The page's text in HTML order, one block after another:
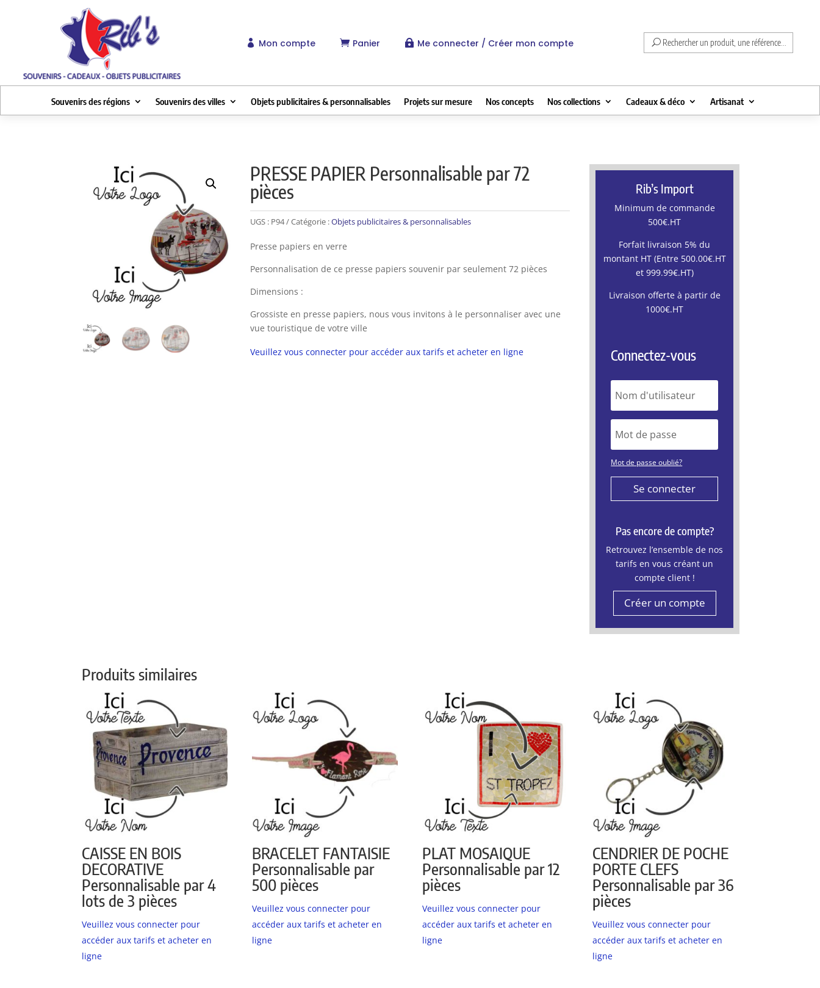
 Mon compte  Panier  Me connecter / Créer mon compte Rechercher un produit, une référence...
Souvenirs des régions Souvenirs des villes Objets publicitaires & personnalisables Projets sur mesure Nos concepts Nos collections Cadeaux & déco Artisanat
PRESSE PAPIER Personnalisable par 72
pièces
UGS : P94 Catégorie :Objets publicitaires & personnalisables
Presse papiers en verre
Personnalisation de ce presse papiers souvenir par seulement 72 pièces
Dimensions :
Grossiste en presse papiers, nous vous invitons à le personnaliser avec une
vue touristique de votre ville
Veuillez vous connecter pour accéder aux tarifs et acheter en ligne
Rib’s Import
Minimum de commande
500€.HT
Forfait livraison 5% du
montant HT (Entre 500.00€.HT
et 999.99€.HT)
Livraison offerte à partir de
1000€.HT
Connectez-vous
Mot de passe oublié?
Se connecter
Pas encore de compte?
Retrouvez l’ensemble de nos
tarifs en vous créant un
compte client !
Créer un compte
Produits similaires
CAISSE EN BOIS
DECORATIVE
Personnalisable par 4
lots de 3 pièces
Veuillez vous connecter pour
accéder aux tarifs et acheter en
ligne
BRACELET FANTAISIE
Personnalisable par
500 pièces
Veuillez vous connecter pour
accéder aux tarifs et acheter en
ligne
PLAT MOSAIQUE
Personnalisable par 12
pièces
Veuillez vous connecter pour
accéder aux tarifs et acheter en
ligne
CENDRIER DE POCHE
PORTE CLEFS
Personnalisable par 36
pièces
Veuillez vous connecter pour
accéder aux tarifs et acheter en
ligne